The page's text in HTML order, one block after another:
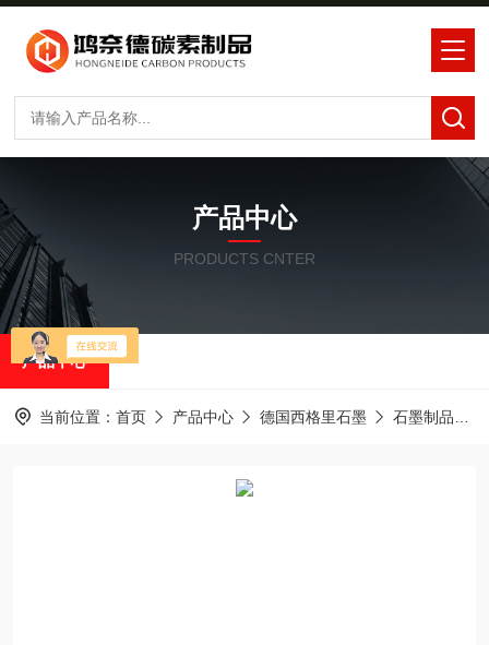
产品中心
PRODUCTS CNTER
产品中心
当前位置： 首页 产品中心 德国西格里石墨 石墨制品